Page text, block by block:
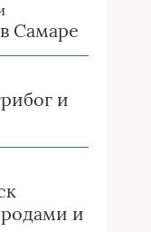
Самаре
и
и